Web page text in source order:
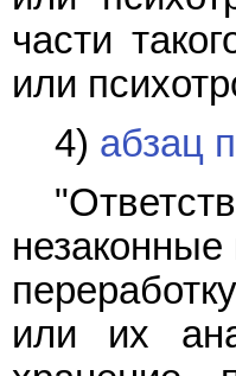
части
или
4) абзац
незаконные
или их